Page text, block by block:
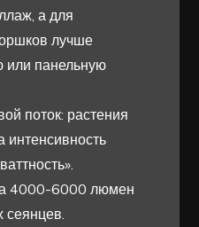
а для
лучше
или панельную
поток: растения
интенсивность
4000-6000 люмен